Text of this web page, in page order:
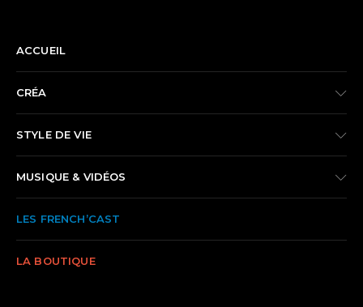
ACCUEIL
CRÉA
STYLE DE VIE
MUSIQUE & VIDÉOS
LES FRENCH’CAST
LA BOUTIQUE